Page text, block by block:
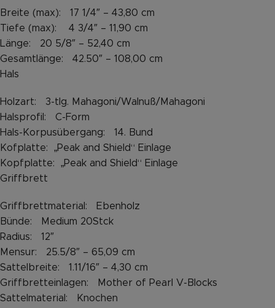
Breite (max): 17 1/4″ – 43,80 cm
Tiefe (max): 4 3/4″ – 11,90 cm
Länge: 20 5/8″ – 52,40 cm
Gesamtlänge: 42.50″ – 108,00 cm
Hals
Holzart: 3-tlg. Mahagoni/Walnuß/Mahagoni
Halsprofil: C-Form
Hals-Korpusübergang: 14. Bund
Kofplatte: „Peak and Shield“ Einlage
Kopfplatte: „Peak and Shield“ Einlage
Griffbrett
Griffbrettmaterial: Ebenholz
Bünde: Medium 20Stck
Radius: 12″
Mensur: 25.5/8″ – 65,09 cm
Sattelbreite: 1.11/16″ – 4,30 cm
Griffbretteinlagen: Mother of Pearl V-Blocks
Sattelmaterial: Knochen